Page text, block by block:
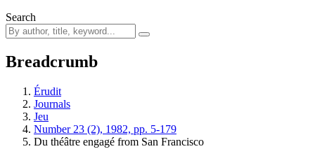
Search
Breadcrumb
Érudit
Journals
Jeu
Number 23 (2), 1982, pp. 5-179
Du théâtre engagé from San Francisco